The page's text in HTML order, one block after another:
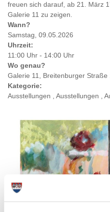
freuen sich darauf, ab 21. März
Galerie 11 zu zeigen.
Wann?
Samstag, 09.05.2026
Uhrzeit:
11:00 Uhr - 14:00 Uhr
Wo genau?
Galerie 11, Breitenburger Straße
Kategorie:
Ausstellungen , Ausstellungen ,